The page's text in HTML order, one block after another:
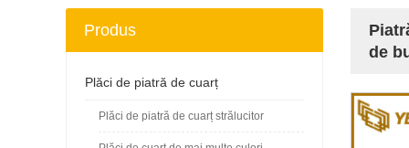
de
Produs
Plăci de piatră de cuarț
Plăci de piatră de cuarț strălucitor